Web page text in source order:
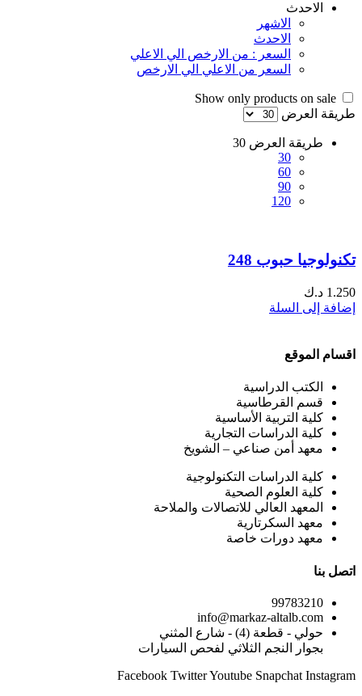
الاحدث
الاشهر
الاحدث
السعر : من الارخص الي الاعلي
السعر من الاعلي الي الارخص
طريقة العرض
طريقة العرض 30
30
60
90
120
تكنولوجيا حبوب 248
1.250 د.ك
إضافة إلى السلة
اقسام الموقع
الكتب الدراسية
قسم القرطاسية
كلية التربية الأساسية
كلية الدراسات التجارية
معهد أمن صناعي – الشويخ
كلية الدراسات التكنولوجية
كلية العلوم الصحية
المعهد العالي للاتصالات والملاحة
معهد السكرتارية
معهد دورات خاصة
اتصل بنا
99783210
info@markaz-altalb.com
حولي - قطعة (4) - شارع المثني
بجوار النجم الثلاثي لفحص السيارات
Facebook TwitterYoutube Snapchat Instagram